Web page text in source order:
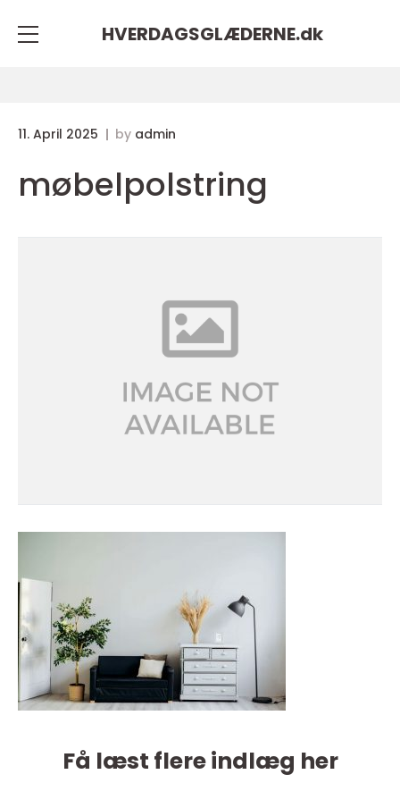
HVERDAGSGLÆDERNE.dk
11. April 2025 by admin
møbelpolstring
Få læst flere indlæg her